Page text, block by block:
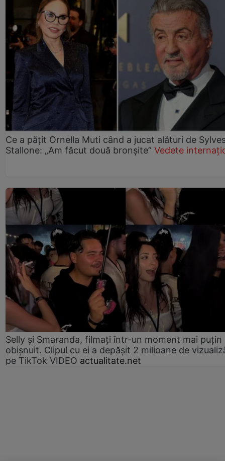
Ce a pățit Ornella Muti când a jucat alături de
Stallone: „Am făcut două bronșite” Vedete
Selly și Smaranda, filmați într-un moment mai puțin
obișnuit. Clipul cu ei a depășit 2 milioane de
pe TikTok VIDEO actualitate.net